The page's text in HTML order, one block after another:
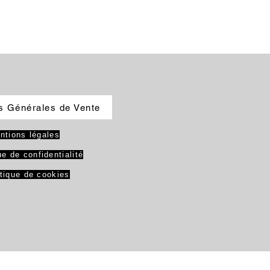
Générales de Vente
légales
de confidentialité
de cookies